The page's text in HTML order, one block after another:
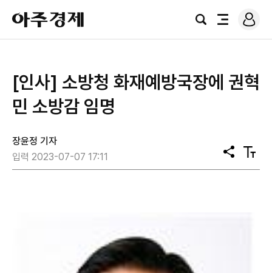
아
주
경
검
전
로
그
[인사] 소방청 화재예방국장에 권혁
민 소방감 임명
장윤정 기자
입력 2023-07-07 17:11
공
유
텍
스